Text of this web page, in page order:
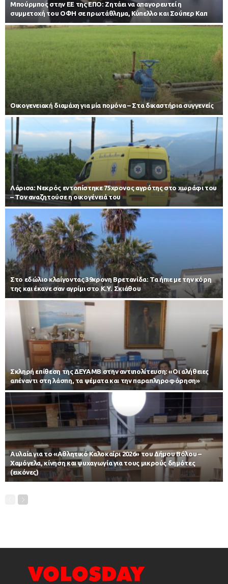
Μπούρμπος στην ΕΕ της ΕΠΟ: Ζητάει να απαγορευτεί η
συμμετοχή του ΟΦΗ σε πρωτάθλημα, Κύπελλο και Σούπερ Καπ
Οικογενειακή διαμάχη για μία πομόνα – Στα δικαστήρια συγγενείς
Λάρισα: Νεκρός εντοπίστηκε 75χρονος αγρότης στο χωράφι του
– Toν αναζητούσε η οικογένειά του
Στο εδώλιο κλαίγοντας 39χρονη Βρετανίδα: Τα ήπιε με την κόρη
της και έκανε σαν αγρίμι στο Κ.Υ. Σκιάθου
Σκληρή επίθεση της ΔΕΥΑΜΒ στην αντιπολίτευση: «Οι αλήθειες
απέναντι στη λάσπη, τα ψέματα και την παραπληροφόρηση»
Αυλαία για το «Αθλητικό Καλοκαίρι 2026» του Δήμου Βόλου –
Χαμόγελα, κίνηση και ψυχαγωγία για τους μικρούς δημότες
(εικόνες)